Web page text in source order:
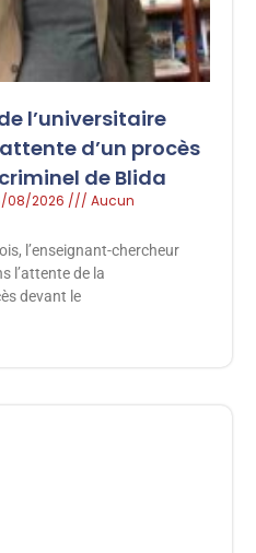
l’universitaire
d’un procès
de Blida
08/2026
Aucun
l’enseignant-chercheur
l’attente de la
devant le